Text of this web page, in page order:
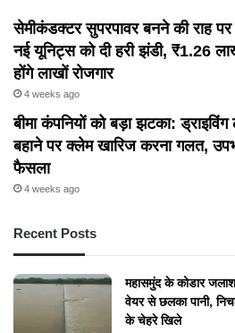
सेमीकंडक्टर सुपरपावर बनने की राह पर
नई यूनिट्स को दी हरी झंडी, ₹1.26
होंगे लाखों रोजगार
4 weeks ago
बीमा कंपनियों को बड़ा झटका:
बहाने पर क्लेम खारिज करना गलत,
फैसला
4 weeks ago
Recent Posts
महासमुंद के कोडार
वेयर से छलका पानी,
के चेहरे खिले